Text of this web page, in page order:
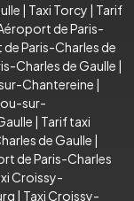
| Taxi Torcy | Tarif
de Paris-
Paris-Charles de
Charles de Gaulle |
Chantereine |
sur-
| Tarif taxi
de Gaulle |
de Paris-Charles
Croissy-
| Taxi Croissy-